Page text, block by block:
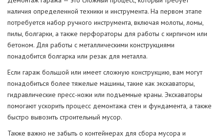
наличия определенной техники и инструмента. На первом этапе
потребуется набор ручного инструмента, включая молоты, ломы,
пилы, болгарки, а также перфораторы для работы с кирпичом или
бетоном. Для работы с металлическими конструкциями
понадобится болгарка или резак для металла.
Если гараж большой или имеет сложную конструкцию, вам могут
понадобиться более тяжелые машины, такие как экскаваторы,
гидравлические пресс-ножи или подъемные краны. Экскаваторы
помогают ускорить процесс демонтажа стен и фундамента, а также
быстро вывозить строительный мусор.
Также важно не забыть о контейнерах для сбора мусора и